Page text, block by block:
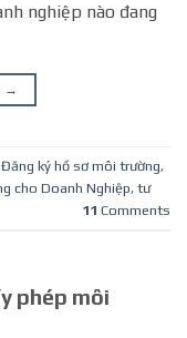
nghiệp nào đang
→
Đăng ký hồ sơ môi trường,
cho Doanh Nghiệp, tư
11 Comments
phép môi